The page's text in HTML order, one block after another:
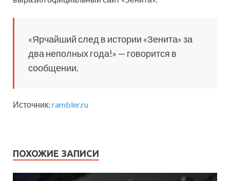
«Ярчайший след в истории «Зенита» за
два неполных года!» — говорится в
сообщении.
Источник: rambler.ru
ПОХОЖИЕ ЗАПИСИ